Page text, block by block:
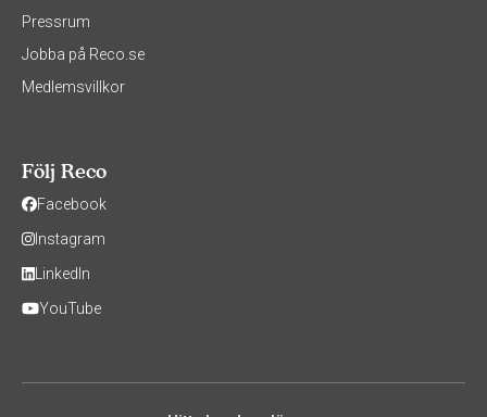
Pressrum
Jobba på Reco.se
Medlemsvillkor
Följ Reco
Facebook
Instagram
LinkedIn
YouTube